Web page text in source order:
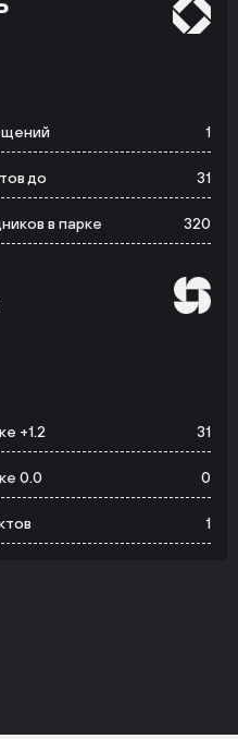
1
до 31
в парке 320
+1.2 31
0.0 0
1